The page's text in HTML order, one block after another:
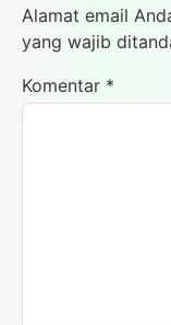
Alamat email
yang wajib
Komentar *